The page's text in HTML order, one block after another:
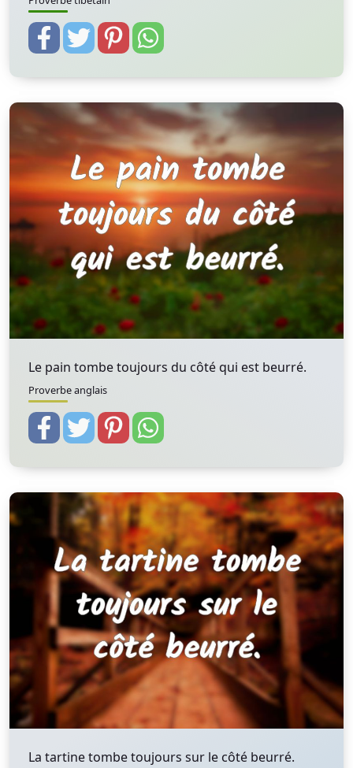
Le pain tombe toujours du côté qui est beurré.
Proverbe anglais
La tartine tombe toujours sur le côté beurré.